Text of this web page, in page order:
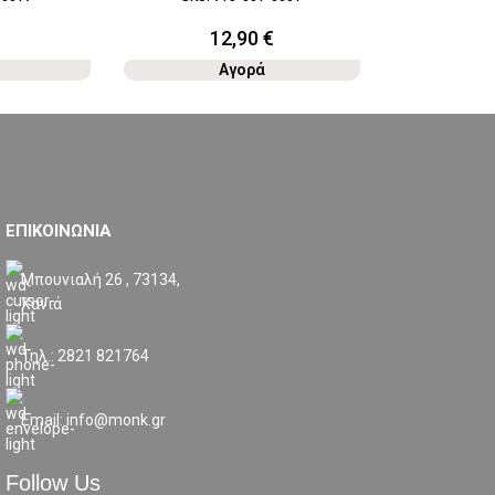
12,90€
Αγορά
ΕΠΙΚΟΙΝΩΝΙΑ
Μπουνιαλή 26 , 73134,
Χανιά
Τηλ.: 2821 821764
Email: info@monk.gr
Follow Us